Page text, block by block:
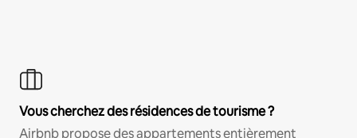
Vous cherchez des résidences de tourisme ?
Airbnb propose des appartements entièrement